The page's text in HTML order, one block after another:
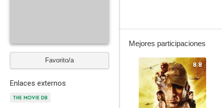
Favorito/a
Enlaces externos
Mejores participaciones
8.8